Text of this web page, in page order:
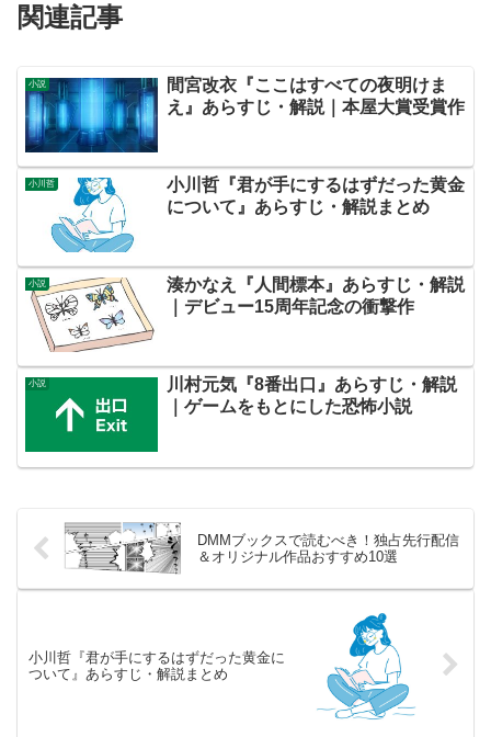
関連記事
小説
間宮改衣『ここはすべての夜明けま
え』あらすじ・解説｜本屋大賞受賞作
小川哲
小川哲『君が手にするはずだった黄金
について』あらすじ・解説まとめ
小説
湊かなえ『人間標本』あらすじ・解説
｜デビュー15周年記念の衝撃作
小説
川村元気『8番出口』あらすじ・解説
｜ゲームをもとにした恐怖小説
DMMブックスで読むべき！独占先行配信
＆オリジナル作品おすすめ10選
小川哲『君が手にするはずだった黄金に
ついて』あらすじ・解説まとめ